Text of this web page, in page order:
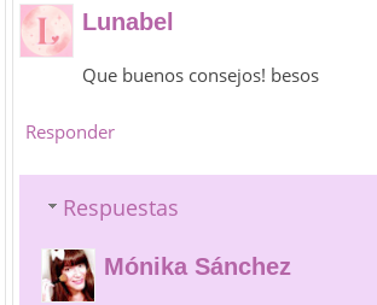
Lunabel
Que buenos consejos! besos
Responder
Respuestas
Mónika Sánchez